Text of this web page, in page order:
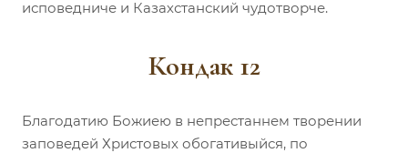
исповедниче и Казахстанский чудотворче.
Кондак 12
Благодатию Божиею в непрестаннем творении
заповедей Христовых обогативыйся, по